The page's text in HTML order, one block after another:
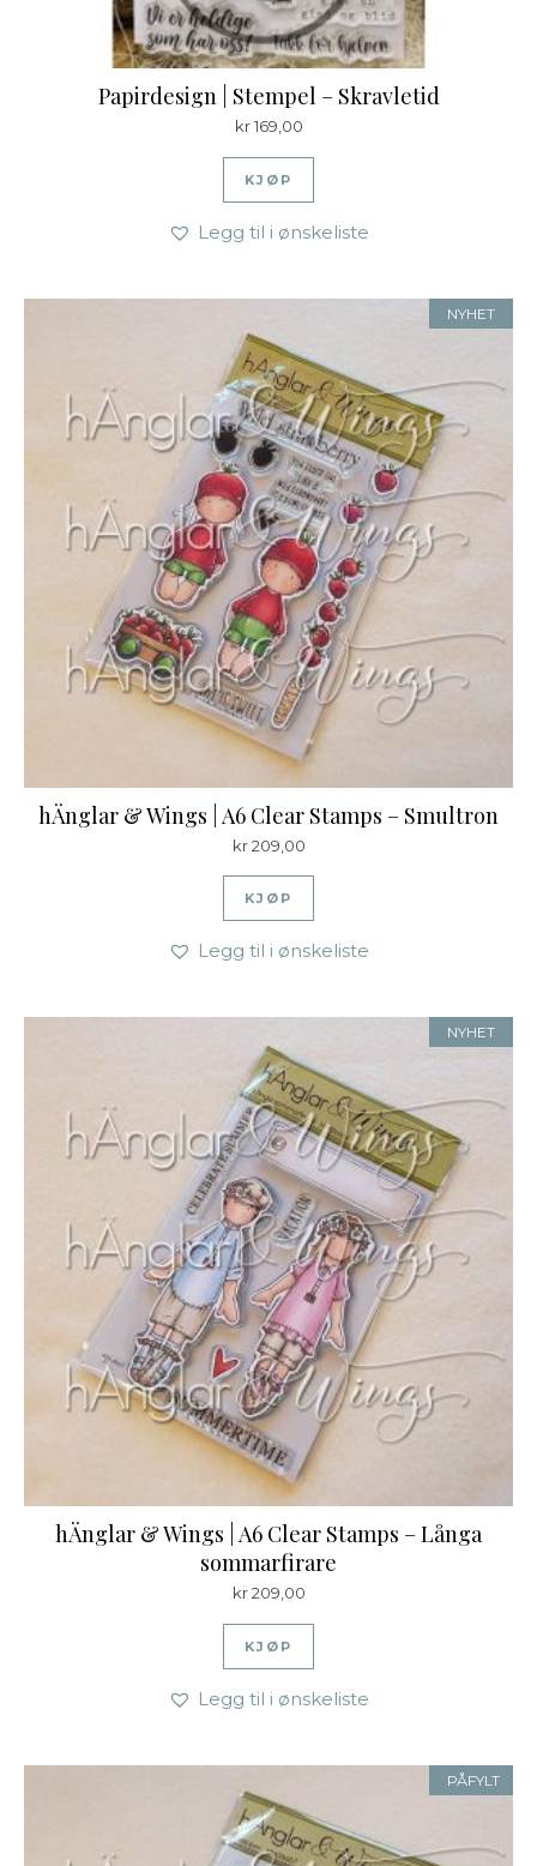
Papirdesign | Stempel – Skravletid
kr169,00
KJØP
Legg til i ønskeliste
NYHET
hÄnglar & Wings | A6 Clear Stamps – Smultron
kr209,00
KJØP
Legg til i ønskeliste
NYHET
hÄnglar & Wings | A6 Clear Stamps – Långa
sommarfirare
kr209,00
KJØP
Legg til i ønskeliste
PÅFYLT